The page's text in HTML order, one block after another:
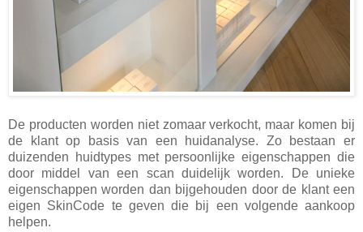
De producten worden niet zomaar verkocht, maar komen bij
de klant op basis van een huidanalyse. Zo bestaan er
duizenden huidtypes met persoonlijke eigenschappen die
door middel van een scan duidelijk worden. De unieke
eigenschappen worden dan bijgehouden door de klant een
eigen SkinCode te geven die bij een volgende aankoop
helpen.